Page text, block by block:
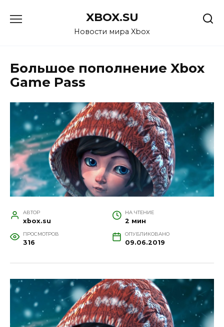
XBOX.SU
Новости мира Xbox
Большое пополнение Xbox
Game Pass
АВТОР
xbox.su
НА ЧТЕНИЕ
2 мин
ПРОСМОТРОВ
316
ОПУБЛИКОВАНО
09.06.2019